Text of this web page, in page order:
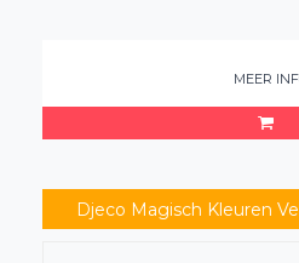
MEER
Djeco Magisch Kleuren